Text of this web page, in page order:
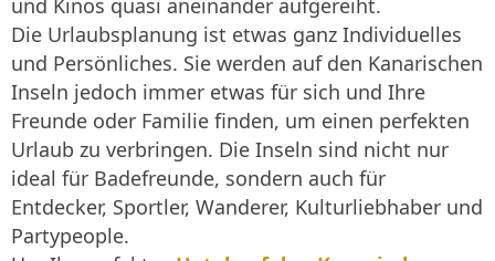
und Kinos quasi aneinander aufgereiht.
Die Urlaubsplanung ist etwas ganz Individuelles
und Persönliches. Sie werden auf den Kanarischen
Inseln jedoch immer etwas für sich und Ihre
Freunde oder Familie finden, um einen perfekten
Urlaub zu verbringen. Die Inseln sind nicht nur
ideal für Badefreunde, sondern auch für
Entdecker, Sportler, Wanderer, Kulturliebhaber und
Partypeople.